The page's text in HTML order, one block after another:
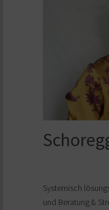
Systemisch
und Beratung &